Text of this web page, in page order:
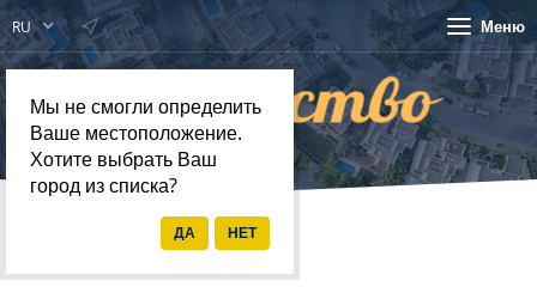
RU
Мы не смогли определить
Ваше местоположение.
Хотите выбрать Ваш
город из списка?
Меню
Недвижимость